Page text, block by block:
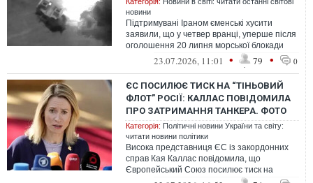
новини
Підтримувані Іраном єменські хусити
заявили, що у четвер вранці, уперше після
оголошення 20 липня морської блокади
Саудівської Аравії, у Червоному мор...
23.07.2026, 11:01 • 79 • 0
ЄС ПОСИЛЮЄ ТИСК НА “ТІНЬОВИЙ
ФЛОТ” РОСІЇ: КАЛЛАС ПОВІДОМИЛА
ПРО ЗАТРИМАННЯ ТАНКЕРА. ФОТО
Категорія: Політичні новини України та світу:
читати новини політики
Висока представниця ЄС із закордонних
справ Кая Каллас повідомила, що
Європейський Союз посилює тиск на
“тіньовий флот” росії.